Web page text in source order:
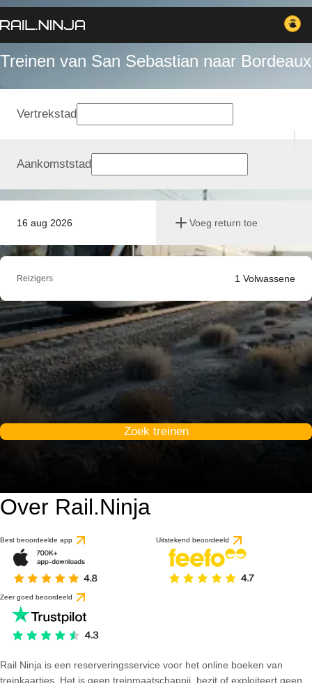
Treinen van San Sebastian naar Bordeaux
16 aug 2026 Voeg return toe
Vertrekstad
Aankomststad
Reizigers 1 Volwassene
Zoek treinen
Over Rail.Ninja
Best beoordeelde app Uitstekend beoordeeld
Zeer goed beoordeeld
Rail Ninja is een reserveringsservice voor het online boeken van
treinkaartjes. Het is geen treinmaatschappij, bezit of exploiteert geen